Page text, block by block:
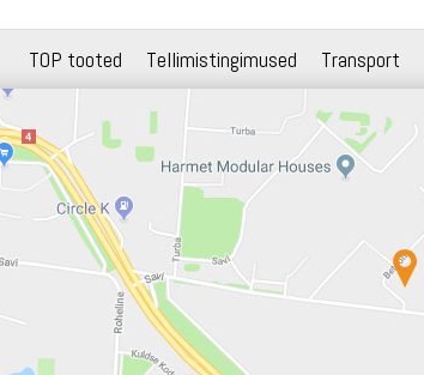
TOP tooted Tellimistingimused Transport